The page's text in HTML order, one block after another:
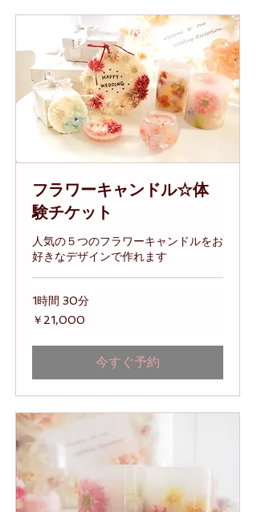
フラワーキャンドル☆体
験チケット
人気の５つのフラワーキャンドルをお
好きなデザインで作れます
1時間 30分
21,000
円
￥21,000
今すぐ予約